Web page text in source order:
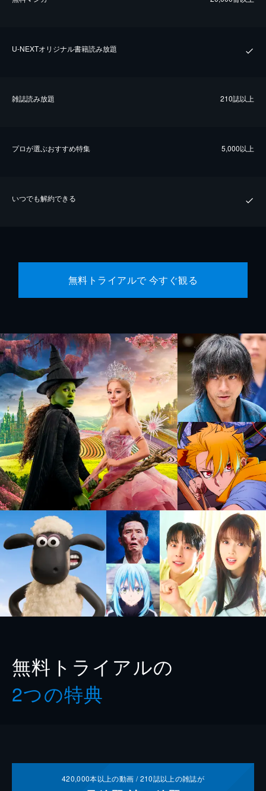
U-NEXTオリジナル書籍読み放題
雑誌読み放題 210誌以上
プロが選ぶおすすめ特集 5,000以上
いつでも解約できる
無料トライアルで 今すぐ観る
無料トライアルの
2つの特典
420,000本以上の動画 /210誌以上の雑誌が